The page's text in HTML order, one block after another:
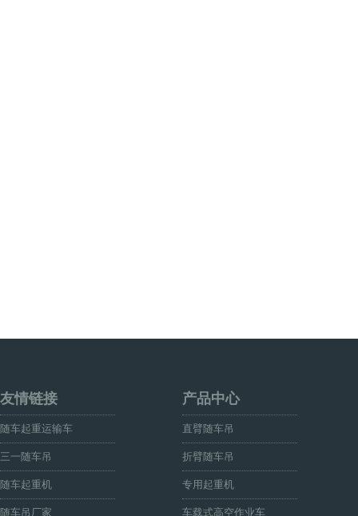
友情链接
随车起重运输车
三一随车吊
随车起重机
随车吊厂家
产品中心
直臂随车吊
折臂随车吊
专用起重机
车载式高空作业车